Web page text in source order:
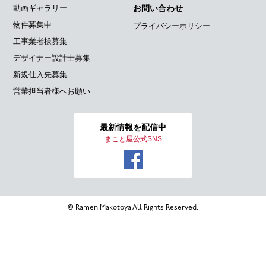
動画ギャラリー
物件募集中
工事業者様募集
デザイナー設計士募集
新規仕入先募集
営業担当者様へお願い
お問い合わせ
プライバシーポリシー
最新情報を配信中
まこと屋公式SNS
© Ramen Makotoya All Rights Reserved.